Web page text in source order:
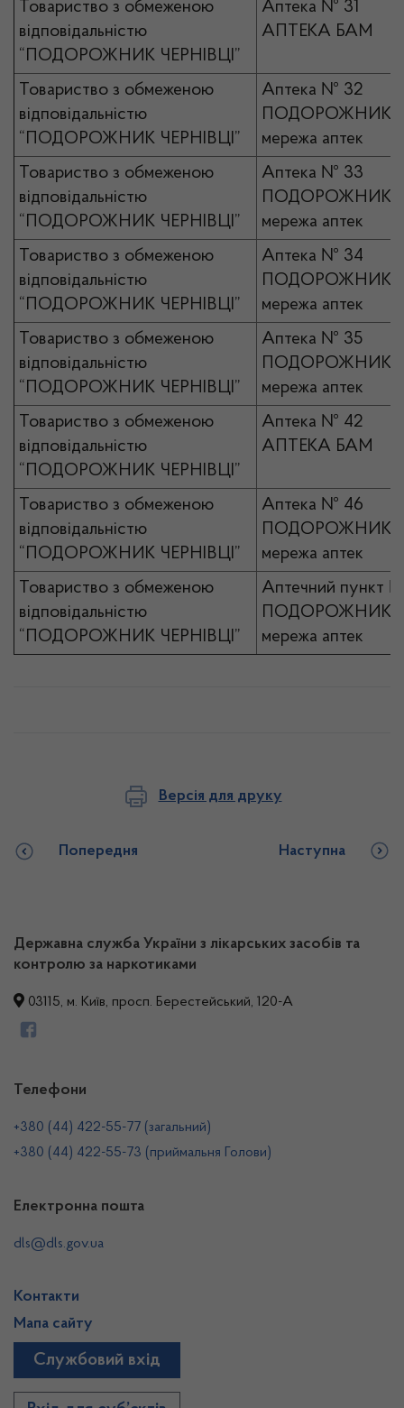
Товариство з обмеженою
відповідальністю
“ПОДОРОЖНИК ЧЕРНІВЦІ”
Аптека № 31
АПТЕКА БАМ
Товариство з обмеженою
відповідальністю
“ПОДОРОЖНИК ЧЕРНІВЦІ”
Аптека № 32
ПОДОРОЖНИК
мережа аптек
Товариство з обмеженою
відповідальністю
“ПОДОРОЖНИК ЧЕРНІВЦІ”
Аптека № 33
ПОДОРОЖНИК
мережа аптек
Товариство з обмеженою
відповідальністю
“ПОДОРОЖНИК ЧЕРНІВЦІ”
Аптека № 34
ПОДОРОЖНИК
мережа аптек
Товариство з обмеженою
відповідальністю
“ПОДОРОЖНИК ЧЕРНІВЦІ”
Аптека № 35
ПОДОРОЖНИК
мережа аптек
Товариство з обмеженою
відповідальністю
“ПОДОРОЖНИК ЧЕРНІВЦІ”
Аптека № 42
АПТЕКА БАМ
Товариство з обмеженою
відповідальністю
“ПОДОРОЖНИК ЧЕРНІВЦІ”
Аптека № 46
ПОДОРОЖНИК
мережа аптек
Товариство з обмеженою
відповідальністю
“ПОДОРОЖНИК ЧЕРНІВЦІ”
Аптечний пункт
ПОДОРОЖНИК
мережа аптек
Версія для друку
Попередня Наступна
Державна служба України з лікарських засобів та
контролю за наркотиками
03115, м. Київ, просп. Берестейський, 120-А
Телефони
+380 (44) 422-55-77 (загальний)
+380 (44) 422-55-73 (приймальня Голови)
Електронна пошта
dls@dls.gov.ua
Контакти
Мапа сайту
Службовий вхід